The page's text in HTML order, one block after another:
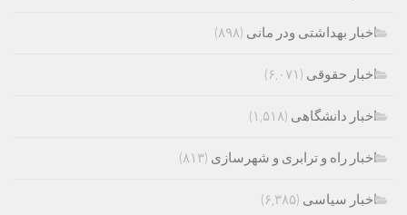
اخبار بهداشتی ودر مانی (۸۹۸)
اخبار حقوقی (۶,۰۷۱)
اخبار دانشگاهی (۱,۵۱۸)
اخبار راه و ترابری و شهرسازی (۸۱۳)
اخبار سیاسی (۶,۳۸۵)